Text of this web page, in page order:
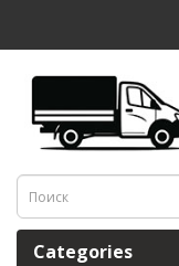
Categories